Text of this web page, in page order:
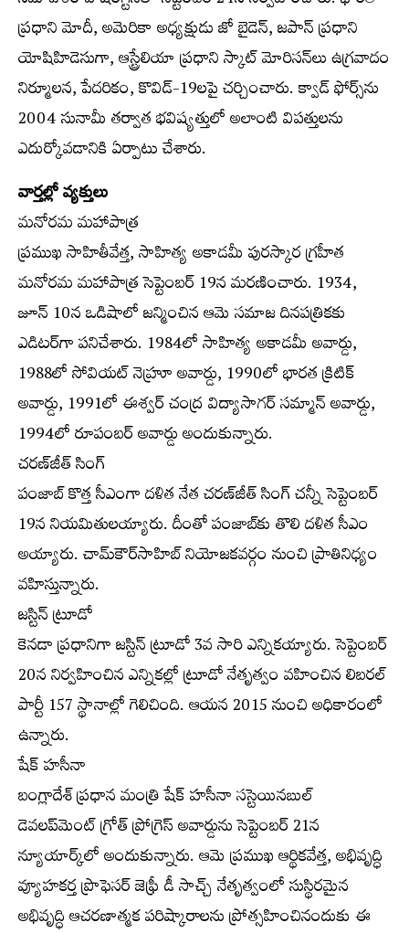
ప్రధాని మోదీ, అమెరికా అధ్యక్షుడు జో బైడెన్‌, జపాన్‌ ప్రధాని
యోషిహిడెసుగా, ఆస్ట్రేలియా ప్రధాని స్కాట్‌ మోరిసన్‌లు ఉగ్రవాదం
నిర్మూలన, పేదరికం, కొవిడ్‌-19లపై చర్చించారు. క్వాడ్‌ ఫోర్స్‌ను
2004 సునామీ తర్వాత భవిష్యత్తులో అలాంటి విపత్తులను
ఎదుర్కోవడానికి ఏర్పాటు చేశారు.
వార్తల్లో వ్యక్తులు
మనోరమ మహాపాత్ర
ప్రముఖ సాహితీవేత్త, సాహిత్య అకాడమీ పురస్కార గ్రహీత
మనోరమ మహాపాత్ర సెప్టెంబర్‌ 19న మరణించారు. 1934,
జూన్‌ 10న ఒడిషాలో జన్మించిన ఆమె సమాజ దినపత్రికకు
ఎడిటర్‌గా పనిచేశారు. 1984లో సాహిత్య అకాడమీ అవార్డు,
1988లో సోవియట్‌ నెహ్రూ అవార్డు, 1990లో భారత క్రిటిక్‌
అవార్డు, 1991లో ఈశ్వర్‌ చంద్ర విద్యాసాగర్‌ సమ్మాన్‌ అవార్డు,
1994లో రూపంబర్‌ అవార్డు అందుకున్నారు.
చరణ్‌జీత్‌ సింగ్‌
పంజాబ్‌ కొత్త సీఎంగా దళిత నేత చరణ్‌జీత్‌ సింగ్‌ చన్నీ సెప్టెంబర్‌
19న నియమితులయ్యారు. దీంతో పంజాబ్‌కు తొలి దళిత సీఎం
అయ్యారు. చామ్‌కౌర్‌సాహిబ్‌ నియోజకవర్గం నుంచి ప్రాతినిధ్యం
వహిస్తున్నారు.
జస్టిన్‌ ట్రూడో
కెనడా ప్రధానిగా జస్టిన్‌ ట్రూడో 3వ సారి ఎన్నికయ్యారు. సెప్టెంబర్‌
20న నిర్వహించిన ఎన్నికల్లో ట్రూడో నేతృత్వం వహించిన లిబరల్‌
పార్టీ 157 స్థానాల్లో గెలిచింది. ఆయన 2015 నుంచి అధికారంలో
ఉన్నారు.
షేక్‌ హసీనా
బంగ్లాదేశ్‌ ప్రధాన మంత్రి షేక్‌ హసీనా సస్టెయినబుల్‌
డెవలప్‌మెంట్‌ గ్రోత్‌ ప్రోగ్రెస్‌ అవార్డును సెప్టెంబర్‌ 21న
న్యూయార్క్‌లో అందుకున్నారు. ఆమె ప్రముఖ ఆర్థికవేత్త, అభివృద్ధి
వ్యూహకర్త ప్రొఫెసర్‌ జెఫ్రీ డీ సాచ్చ్‌ నేతృత్వంలో సుస్థిరమైన
అభివృద్ధి ఆచరణాత్మక పరిష్కారాలను ప్రోత్సహించినందుకు ఈ